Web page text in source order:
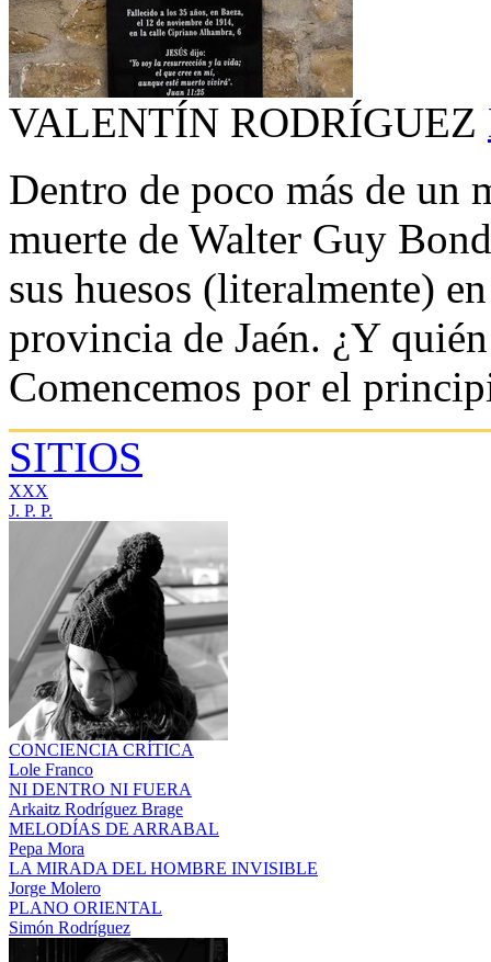
VALENTÍN RODRÍGUEZ
Dentro de poco más de un
muerte de Walter Guy
sus huesos (literalmente)
provincia de Jaén. ¿Y
Comencemos por el
SITIOS
XXX
J. P. P.
CONCIENCIA CRÍTICA
Lole Franco
NI DENTRO NI FUERA
Arkaitz Rodríguez Brage
MELODÍAS DE ARRABAL
Pepa Mora
LA MIRADA DEL HOMBRE INVISIBLE
Jorge Molero
PLANO ORIENTAL
Simón Rodríguez